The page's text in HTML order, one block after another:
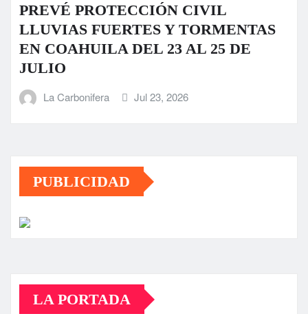
PREVÉ PROTECCIÓN CIVIL
LLUVIAS FUERTES Y TORMENTAS
EN COAHUILA DEL 23 AL 25 DE
JULIO
La Carbonifera Jul 23, 2026
PUBLICIDAD
LA PORTADA